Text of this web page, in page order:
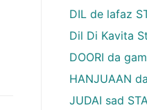
DIL de lafaz
Dil Di Kavita
DOORI da
HANJUAAN
JUDAI sad